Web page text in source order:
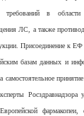
требований в области
ЛС, а также
Присоединение к ЕФ
базам данных и
самостоятельное
Росздравнадзора